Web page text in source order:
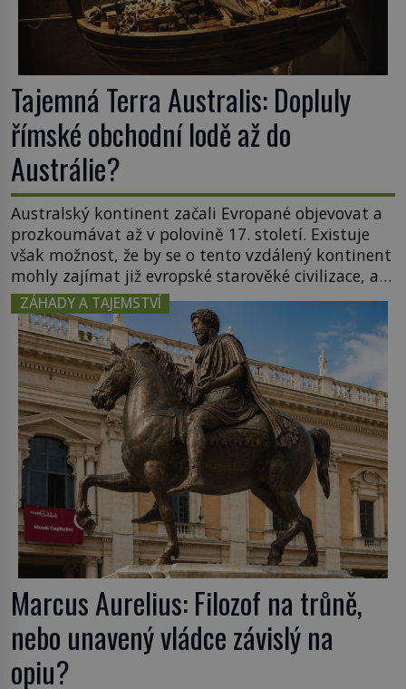
Tajemná Terra Australis: Dopluly
římské obchodní lodě až do
Austrálie?
Australský kontinent začali Evropané objevovat a
prozkoumávat až v polovině 17. století. Existuje
však možnost, že by se o tento vzdálený kontinent
mohly zajímat již evropské starověké civilizace, a
to o 15 století dříve? Již od starověku kartografové
zakreslovali do map záhadný kontinent Terra
Australis – Jižní zemi. Proč? Do jisté míry to byl
smysl pro […]
ZÁHADY A TAJEMSTVÍ
Marcus Aurelius: Filozof na trůně,
nebo unavený vládce závislý na
opiu?